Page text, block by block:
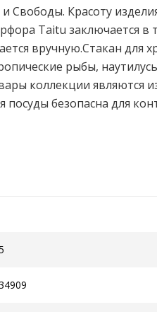
Свободы. Красоту
Taitu заключается в
вручную.Стакан для
рыбы,
коллекции являются
безопасна для